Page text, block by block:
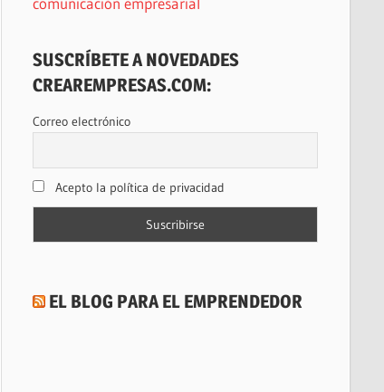
SUSCRÍBETE A NOVEDADES
CREAREMPRESAS.COM:
Correo electrónico
Acepto la política de privacidad
EL BLOG PARA EL EMPRENDEDOR